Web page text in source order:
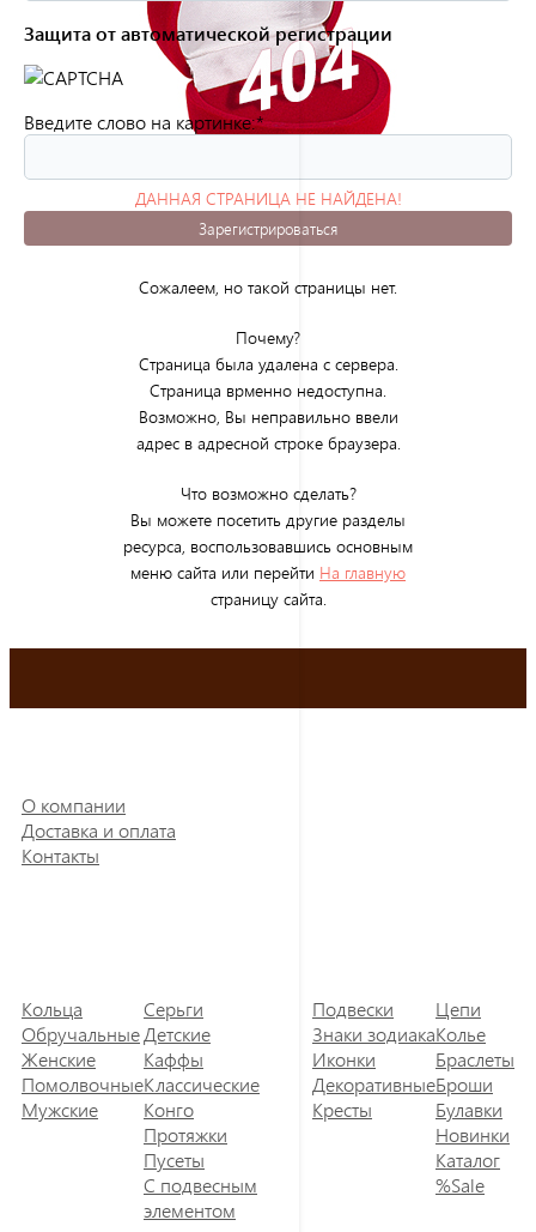
ДАННАЯ СТРАНИЦА НЕ НАЙДЕНА!
(ОШИБКА 404)
Сожалеем, но такой страницы нет.
Почему?
Страница была удалена с сервера.
Страница врменно недоступна.
Возможно, Вы неправильно ввели
адрес в адресной строке браузера.
Что возможно сделать?
Вы можете посетить другие разделы
ресурса, воспользовавшись основным
меню сайта или перейти На главную
страницу сайта.
О компании
Доставка и оплата
Контакты
Кольца
Обручальные
Женские
Помолвочные
Мужские
Серьги
Детские
Каффы
Классические
Конго
Протяжки
Пусеты
С подвесным
элементом
Подвески
Знаки зодиака
Иконки
Декоративные
Кресты
Цепи
Колье
Браслеты
Броши
Булавки
Новинки
Каталог
%Sale
Защита от автоматической регистрации
Введите слово на картинке:*
Зарегистрироваться